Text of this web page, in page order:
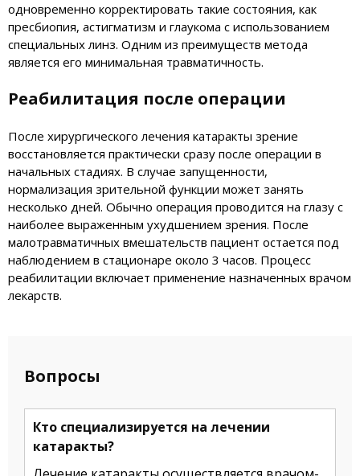
одновременно корректировать такие состояния, как
пресбиопия, астигматизм и глаукома с использованием
специальных линз. Одним из преимуществ метода
является его минимальная травматичность.
Реабилитация после операции
После хирургического лечения катаракты зрение
восстановляется практически сразу после операции в
начальных стадиях. В случае запущенности,
нормализация зрительной функции может занять
несколько дней. Обычно операция проводится на глазу с
наиболее выраженным ухудшением зрения. После
малотравматичных вмешательств пациент остается под
наблюдением в стационаре около 3 часов. Процесс
реабилитации включает применение назначенных врачом
лекарств.
Вопросы
Кто специализируется на лечении
катаракты?